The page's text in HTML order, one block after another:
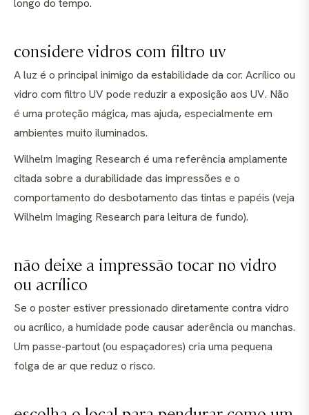
longo do tempo.
considere vidros com filtro uv
A luz é o principal inimigo da estabilidade da cor. Acrílico ou
vidro com filtro UV pode reduzir a exposição aos UV. Não
é uma proteção mágica, mas ajuda, especialmente em
ambientes muito iluminados.
Wilhelm Imaging Research é uma referência amplamente
citada sobre a durabilidade das impressões e o
comportamento do desbotamento das tintas e papéis (veja
Wilhelm Imaging Research para leitura de fundo).
não deixe a impressão tocar no vidro
ou acrílico
Se o poster estiver pressionado diretamente contra vidro
ou acrílico, a humidade pode causar aderência ou manchas.
Um passe-partout (ou espaçadores) cria uma pequena
folga de ar que reduz o risco.